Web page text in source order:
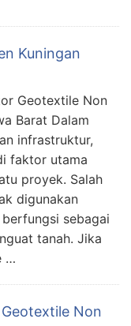
Kuningan
Geotextile Non
Barat Dalam
infrastruktur,
faktor utama
proyek. Salah
digunakan
sebagai
tanah. Jika
…
Non